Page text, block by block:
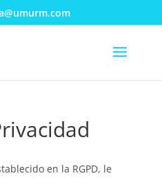
en la RGPD, le